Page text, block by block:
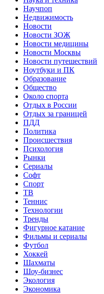
Научпоп
Недвижимость
Новости
Новости ЗОЖ
Новости медицины
Новости Москвы
Новости путешествий
Ноутбуки и ПК
Образование
Общество
Около спорта
Отдых в России
Отдых за границей
ПДД
Политика
Происшествия
Психология
Рынки
Сериалы
Софт
Спорт
ТВ
Теннис
Технологии
Тренды
Фигурное катание
Фильмы и сериалы
Футбол
Хоккей
Шахматы
Шоу-бизнес
Экология
Экономика